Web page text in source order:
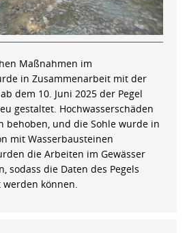
Maßnahmen im
in Zusammenarbeit mit der
dem 10. Juni 2025 der Pegel
gestaltet. Hochwasserschäden
behoben, und die Sohle wurde in
mit Wasserbausteinen
die Arbeiten im Gewässer
sodass die Daten des Pegels
können.